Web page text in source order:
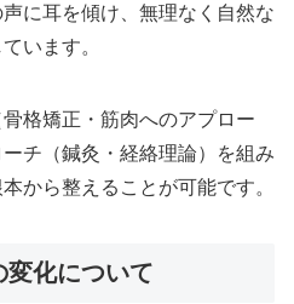
に耳を傾け、無理なく自然な
います。
格矯正・筋肉へのアプロー
チ（鍼灸・経絡理論）を組み
から整えることが可能です。
変化について